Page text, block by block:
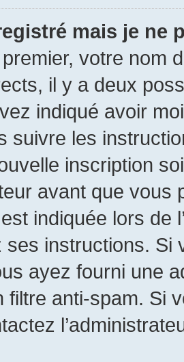
mais je ne
votre nom
il y a deux
indiqué avoir
suivre les
inscription
avant que
indiquée lors de
instructions. Si
ayez fourni une
filtre anti-spam. Si